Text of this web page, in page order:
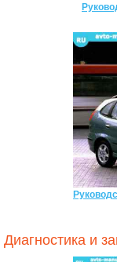
Диагностика и